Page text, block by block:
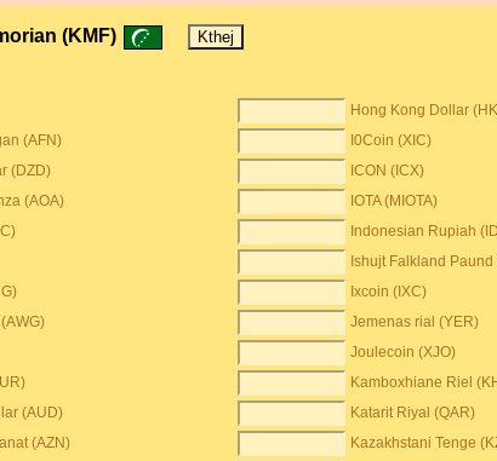
(KMF)
Hong Kong Dollar
(AFN)
I0Coin (XIC)
(DZD)
ICON (ICX)
(AOA)
IOTA (MIOTA)
Indonesian Rupiah
Ishujt Falkland Paund
Ixcoin (IXC)
Jemenas rial (YER)
Joulecoin (XJO)
Kamboxhiane Riel
(AUD)
Katarit Riyal (QAR)
(AZN)
Kazakhstani Tenge